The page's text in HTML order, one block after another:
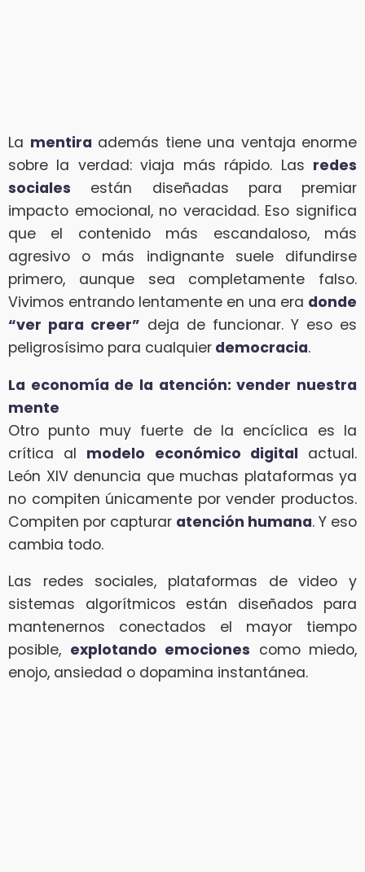
La mentira además tiene una ventaja enorme
sobre la verdad: viaja más rápido. Las redes
sociales están diseñadas para premiar
impacto emocional, no veracidad. Eso significa
que el contenido más escandaloso, más
agresivo o más indignante suele difundirse
primero, aunque sea completamente falso.
Vivimos entrando lentamente en una era donde
“ver para creer” deja de funcionar. Y eso es
peligrosísimo para cualquier democracia.
La economía de la atención: vender nuestra
mente
Otro punto muy fuerte de la encíclica es la
crítica al modelo económico digital actual.
León XIV denuncia que muchas plataformas ya
no compiten únicamente por vender productos.
Compiten por capturar atención humana. Y eso
cambia todo.
Las redes sociales, plataformas de video y
sistemas algorítmicos están diseñados para
mantenernos conectados el mayor tiempo
posible, explotando emociones como miedo,
enojo, ansiedad o dopamina instantánea.